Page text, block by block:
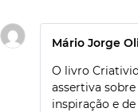
Mário Jorge
O livro
assertiva
inspiração e